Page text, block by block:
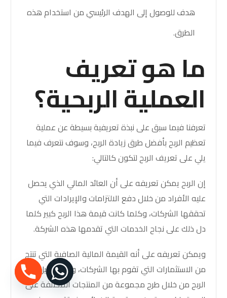
هدف للوصول إلى الهدف الرئيسي من استخدام هذه
الطرق.
ما هو تعريف
العملية الربحية؟
تعرفنا فيما سبق على نبذة تعريفية بسيطة عن عملية
تعظيم الربح بأفضل طرق زيادة الربح، وسوف نتعرف فيما
يلي على تعريف الربح لتكون كالتالي:
إن الربح يمكن تعريفه على أن العائد المالي الذي يحصل
عليه الأفراد من خلال دفع الالتزامات والإيرادات التي
تحققها الشركات، وكلما كانت قيمة هذا الربح كبير كلما
دل ذلك على نجاح الخدمات التي تقدمها هذه الشركة.
ويمكن تعريفه على أنه القيمة المالية الصافية التي تنتج
من الاستثمارات التي تقوم بها الشركات، ويتم تحصيل هذا
الربح من خلال طرح مجموعة من المنتجات المختلفة على